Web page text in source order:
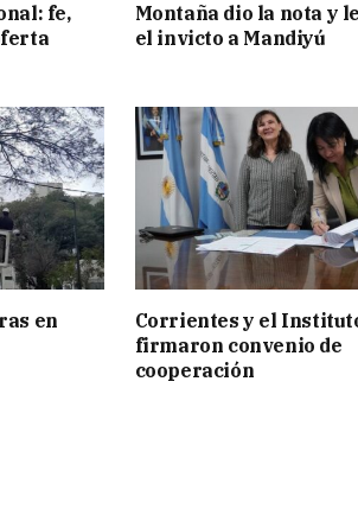
fe,
Montaña dio la nota y
el invicto a Mandiyú
en
Corrientes y el
firmaron convenio de
cooperación